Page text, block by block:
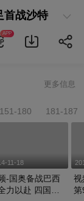
首战沙特
APP
更多信息
151-180 181-187
11-18
-国奥备战巴西
力以赴 四国赛
视
第